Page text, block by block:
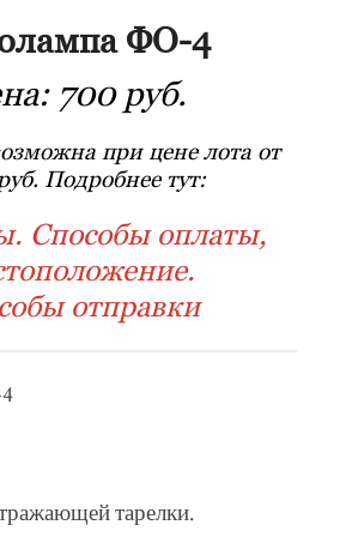
ФО-4
700 руб.
при цене лота от
Подробнее тут:
Способы оплаты,
отправки
тарелки.